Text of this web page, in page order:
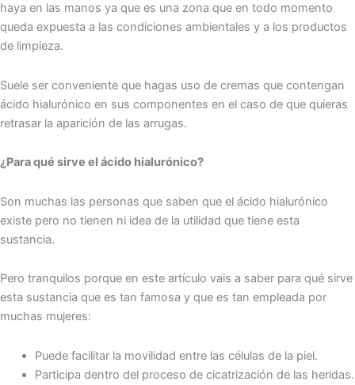
haya en las manos ya que es una zona que en todo momento
queda expuesta a las condiciones ambientales y a los productos
de limpieza.
Suele ser conveniente que hagas uso de cremas que contengan
ácido hialurónico en sus componentes en el caso de que quieras
retrasar la aparición de las arrugas.
¿Para qué sirve el ácido hialurónico?
Son muchas las personas que saben que el ácido hialurónico
existe pero no tienen ni idea de la utilidad que tiene esta
sustancia.
Pero tranquilos porque en este artículo vais a saber para qué sirve
esta sustancia que es tan famosa y que es tan empleada por
muchas mujeres:
Puede facilitar la movilidad entre las células de la piel.
Participa dentro del proceso de cicatrización de las heridas.